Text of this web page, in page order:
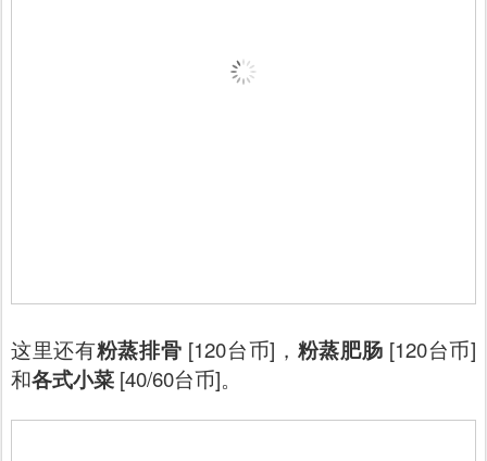
这里还有粉蒸排骨 [120台币]， 粉蒸肥肠 [120台币]
和各式小菜 [40/60台币]。